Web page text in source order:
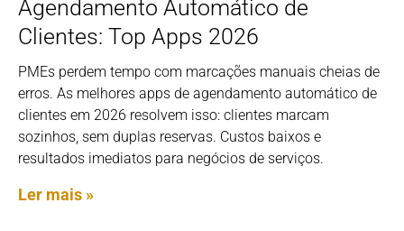
Agendamento Automático de
Clientes: Top Apps 2026
PMEs perdem tempo com marcações manuais cheias de
erros. As melhores apps de agendamento automático de
clientes em 2026 resolvem isso: clientes marcam
sozinhos, sem duplas reservas. Custos baixos e
resultados imediatos para negócios de serviços.
Ler mais »